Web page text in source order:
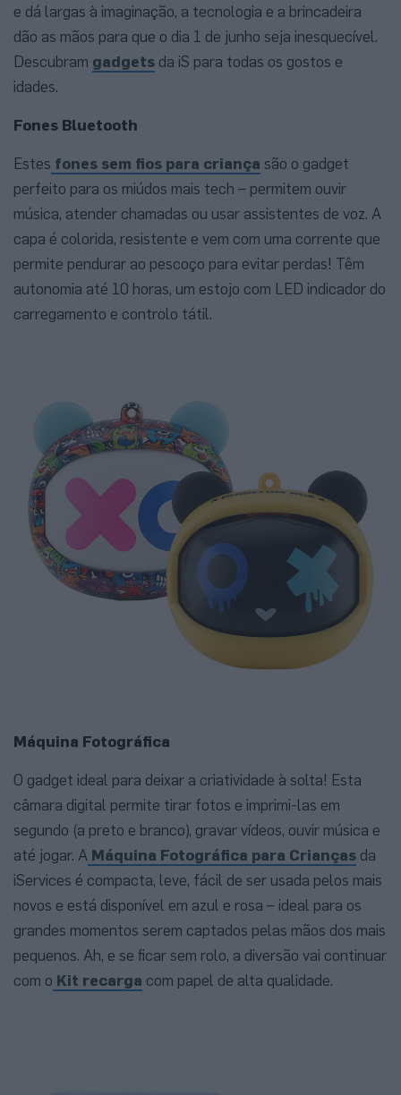
e dá largas à imaginação, a tecnologia e a brincadeira
dão as mãos para que o dia 1 de junho seja inesquecível.
Descubram gadgets da iS para todas os gostos e
idades.
Fones Bluetooth
Estes fones sem fios para criança são o gadget
perfeito para os miúdos mais tech – permitem ouvir
música, atender chamadas ou usar assistentes de voz. A
capa é colorida, resistente e vem com uma corrente que
permite pendurar ao pescoço para evitar perdas! Têm
autonomia até 10 horas, um estojo com LED indicador do
carregamento e controlo tátil.
Máquina Fotográfica
O gadget ideal para deixar a criatividade à solta! Esta
câmara digital permite tirar fotos e imprimi-las em
segundo (a preto e branco), gravar vídeos, ouvir música e
até jogar. A Máquina Fotográfica para Crianças da
iServices é compacta, leve, fácil de ser usada pelos mais
novos e está disponível em azul e rosa – ideal para os
grandes momentos serem captados pelas mãos dos mais
pequenos. Ah, e se ficar sem rolo, a diversão vai continuar
com o Kit recarga com papel de alta qualidade.